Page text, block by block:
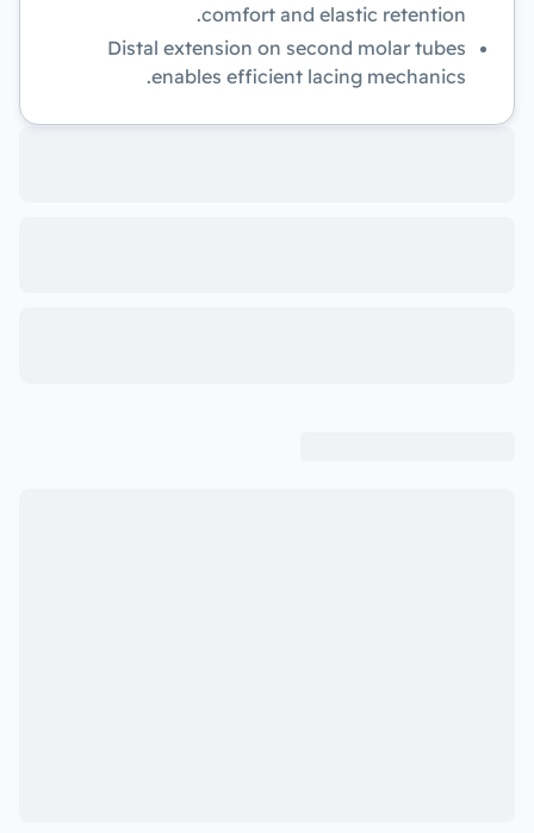
comfort and elastic retention.
Distal extension on second molar tubes
enables efficient lacing mechanics.